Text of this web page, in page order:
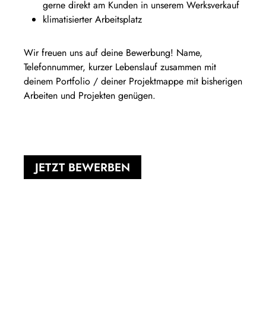
gerne direkt am Kunden in unserem Werksverkauf
klimatisierter Arbeitsplatz
Wir freuen uns auf deine Bewerbung! Name,
Telefonnummer, kurzer Lebenslauf zusammen mit
deinem Portfolio / deiner Projektmappe mit bisherigen
Arbeiten und Projekten genügen.
JETZT BEWERBEN